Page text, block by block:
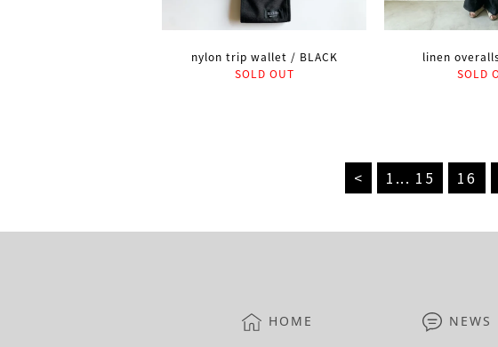
nylon trip wallet / BLACK
SOLD OUT
linen
SOLD
< 1 ... 15 16
HOME NEWS